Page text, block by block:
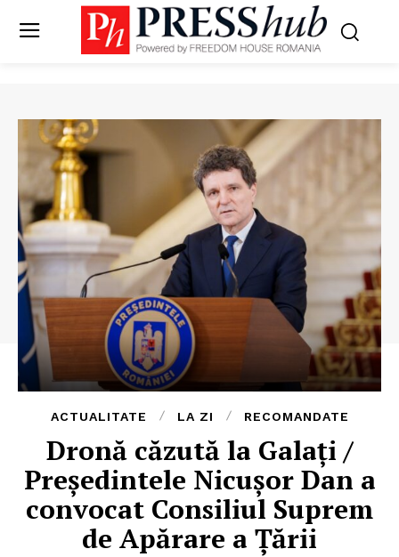
ACTUALITATE LA ZI RECOMANDATE
Dronă căzută la Galați /
Președintele Nicușor Dan a
convocat Consiliul Suprem
de Apărare a Țării